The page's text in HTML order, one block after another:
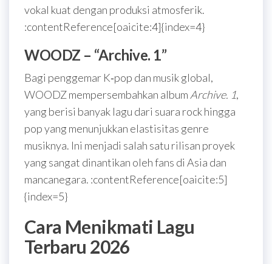
vokal kuat dengan produksi atmosferik.
:contentReference[oaicite:4]{index=4}
WOODZ – “Archive. 1”
Bagi penggemar K‑pop dan musik global,
WOODZ mempersembahkan album Archive. 1,
yang berisi banyak lagu dari suara rock hingga
pop yang menunjukkan elastisitas genre
musiknya. Ini menjadi salah satu rilisan proyek
yang sangat dinantikan oleh fans di Asia dan
mancanegara. :contentReference[oaicite:5]
{index=5}
Cara Menikmati Lagu
Terbaru 2026